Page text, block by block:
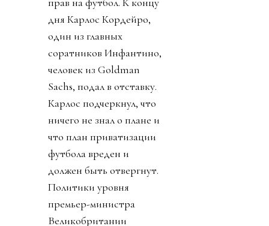
дня Карлос Кордейро,
один из главных
соратников Инфантино,
человек из Goldman
Sachs, подал в отставку.
Карлос подчеркнул, что
ничего не знал о плане и
что план приватизации
футбола вреден и
должен быть отвергнут.
Политики уровня
премьер-министра
Великобритании